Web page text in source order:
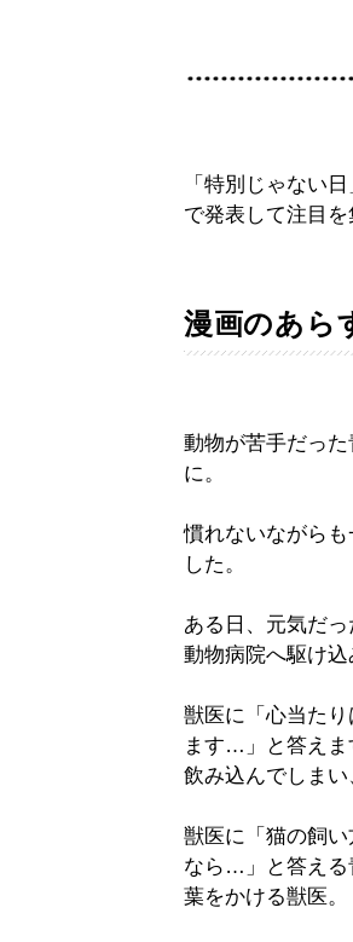
「特別じゃない
で発表して注目
漫画のあら
動物が苦手だっ
に。
慣れないながら
した。
ある日、元気だ
動物病院へ駆け込
獣医に「心当た
ます…」と答えま
飲み込んでしまい
獣医に「猫の飼
なら…」と答える
葉をかける獣医。